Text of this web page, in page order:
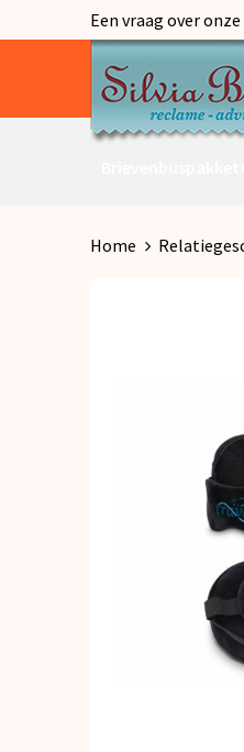
Een vraag over
Home